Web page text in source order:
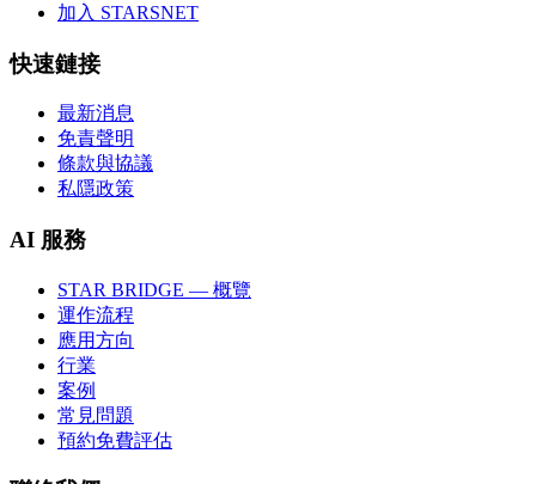
加入 STARSNET
快速鏈接
最新消息
免責聲明
條款與協議
私隱政策
AI 服務
STAR BRIDGE — 概覽
運作流程
應用方向
行業
案例
常見問題
預約免費評估